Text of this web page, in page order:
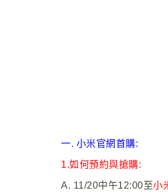
一. 小米官網首購:
1.如何預約與搶購:
A. 11/20中午12:00至小